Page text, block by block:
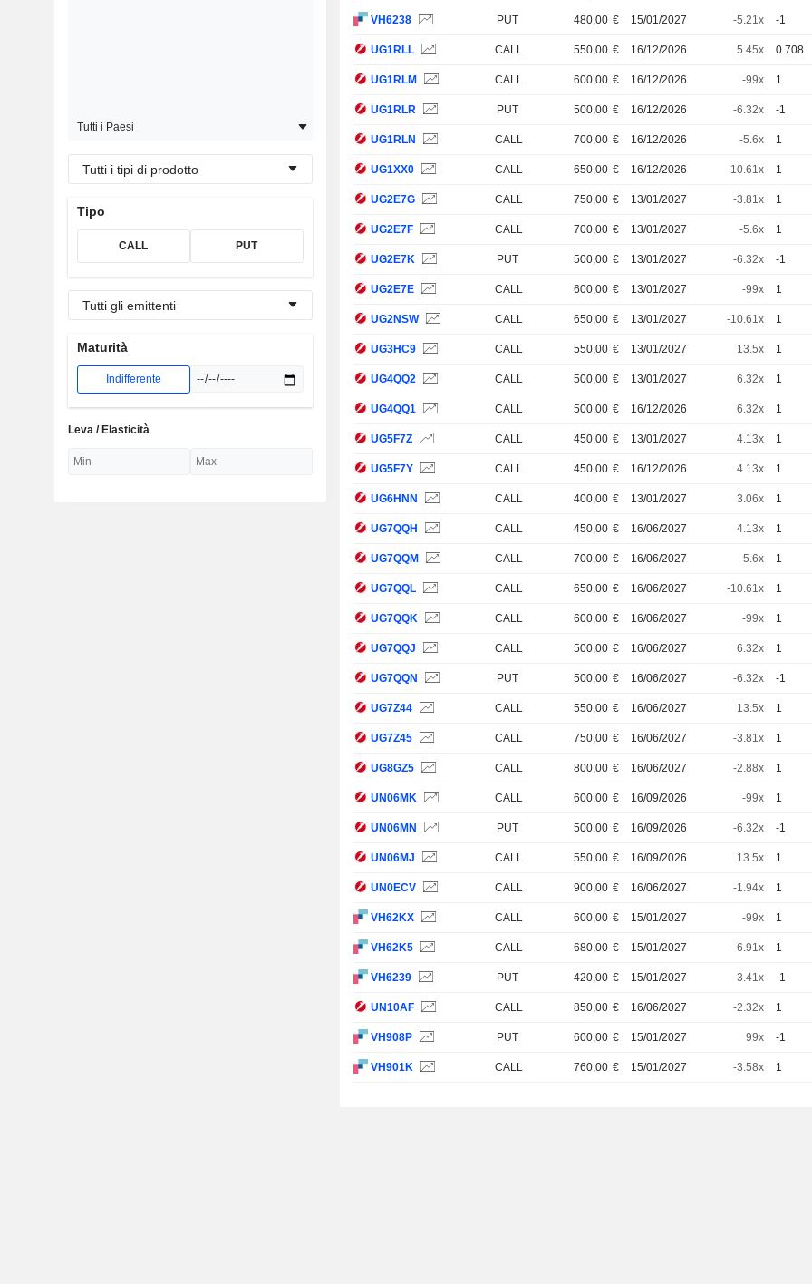
Tutti i Paesi
Tutti i tipi di prodotto
Tipo
CALL PUT
Tutti gli emittenti
Maturità
Indifferente
Leva / Elasticità
VH6238 PUT 480,00 € 15/01/2027 -5.21x -1
UG1RLL CALL 550,00 € 16/12/2026 5.45x 0.708
UG1RLM CALL 600,00 € 16/12/2026 -99x 1
UG1RLR PUT 500,00 € 16/12/2026 -6.32x -1
UG1RLN CALL 700,00 € 16/12/2026 -5.6x 1
UG1XX0 CALL 650,00 € 16/12/2026 -10.61x 1
UG2E7G CALL 750,00 € 13/01/2027 -3.81x 1
UG2E7F CALL 700,00 € 13/01/2027 -5.6x 1
UG2E7K PUT 500,00 € 13/01/2027 -6.32x -1
UG2E7E CALL 600,00 € 13/01/2027 -99x 1
UG2NSW CALL 650,00 € 13/01/2027 -10.61x 1
UG3HC9 CALL 550,00 € 13/01/2027 13.5x 1
UG4QQ2 CALL 500,00 € 13/01/2027 6.32x 1
UG4QQ1 CALL 500,00 € 16/12/2026 6.32x 1
UG5F7Z CALL 450,00 € 13/01/2027 4.13x 1
UG5F7Y CALL 450,00 € 16/12/2026 4.13x 1
UG6HNN CALL 400,00 € 13/01/2027 3.06x 1
UG7QQH CALL 450,00 € 16/06/2027 4.13x 1
UG7QQM CALL 700,00 € 16/06/2027 -5.6x 1
UG7QQL CALL 650,00 € 16/06/2027 -10.61x 1
UG7QQK CALL 600,00 € 16/06/2027 -99x 1
UG7QQJ CALL 500,00 € 16/06/2027 6.32x 1
UG7QQN PUT 500,00 € 16/06/2027 -6.32x -1
UG7Z44 CALL 550,00 € 16/06/2027 13.5x 1
UG7Z45 CALL 750,00 € 16/06/2027 -3.81x 1
UG8GZ5 CALL 800,00 € 16/06/2027 -2.88x 1
UN06MK CALL 600,00 € 16/09/2026 -99x 1
UN06MN PUT 500,00 € 16/09/2026 -6.32x -1
UN06MJ CALL 550,00 € 16/09/2026 13.5x 1
UN0ECV CALL 900,00 € 16/06/2027 -1.94x 1
VH62KX CALL 600,00 € 15/01/2027 -99x 1
VH62K5 CALL 680,00 € 15/01/2027 -6.91x 1
VH6239 PUT 420,00 € 15/01/2027 -3.41x -1
UN10AF CALL 850,00 € 16/06/2027 -2.32x 1
VH908P PUT 600,00 € 15/01/2027 99x -1
VH901K CALL 760,00 € 15/01/2027 -3.58x 1